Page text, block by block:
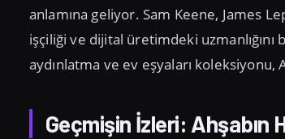
anlamına geliyor. Sam Keene, James
işçiliği ve dijital üretimdeki
aydınlatma ve ev eşyaları koleksiyonu,
Geçmişin İzleri: Ahşabın